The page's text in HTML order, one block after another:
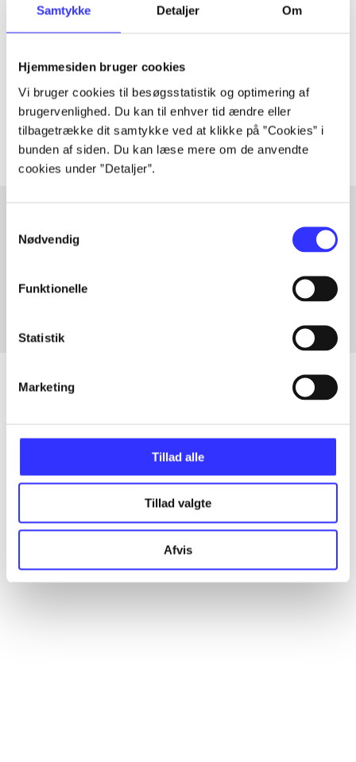
Samtykke Detaljer Om
Hjemmesiden bruger cookies
Vi bruger cookies til besøgsstatistik og optimering af
brugervenlighed. Du kan til enhver tid ændre eller
tilbagetrække dit samtykke ved at klikke på ”Cookies” i
bunden af siden. Du kan læse mere om de anvendte
cookies under ”Detaljer”.
Nødvendig
Funktionelle
Statistik
Marketing
Tillad alle
Tillad valgte
Afvis
Artiklen er en del af
lorem ipsum dolor sit amet ...
Tidsskrift
Artiklerne i handler ofte om
Artikler med samme emner
Alle registrerede artikler fordelt på udgivelser